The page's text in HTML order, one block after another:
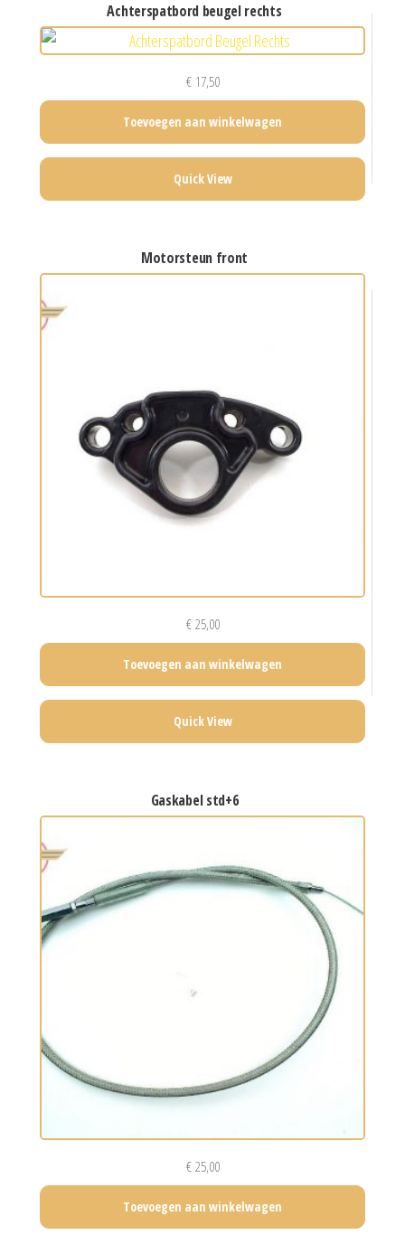
achterspatbord beugel rechts
€17,50
Toevoegen aan winkelwagen
Quick View
motorsteun front
€25,00
Toevoegen aan winkelwagen
Quick View
gaskabel std+6
€25,00
Toevoegen aan winkelwagen